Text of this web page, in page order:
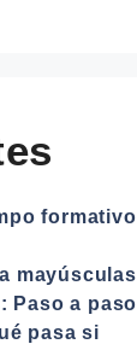
formativo
mayúsculas
Paso a paso
pasa si